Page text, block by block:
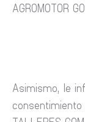
AGROMOTOR
Asimismo, le